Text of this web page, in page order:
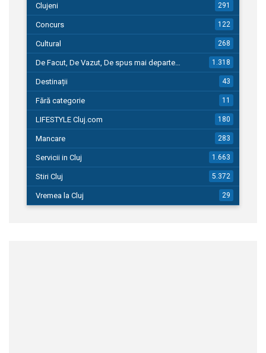
Clujeni 291
Concurs 122
Cultural 268
De Facut, De Vazut, De spus mai departe… 1.318
Destinații 43
Fără categorie 11
LIFESTYLE Cluj.com 180
Mancare 283
Servicii in Cluj 1.663
Stiri Cluj 5.372
Vremea la Cluj 29